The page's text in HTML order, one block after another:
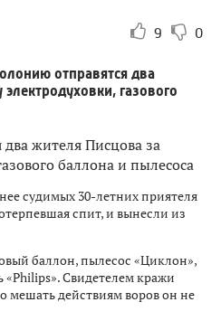
9 0
отправятся два
газового
судимых 30-летних приятеля
спит, и вынесли из
баллон, пылесос «Циклон»,
«Philips». Свидетелем кражи
действиям воров он не